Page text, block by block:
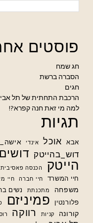
פוסטים
חג שמח
הסברה ברשת
חגים
הרכבת התחתית של תל
למה מי זאת חנה קפרא?!
תגיות
אבא אוכל אינדי
דוש_בהייטק דושים
הייטק הכנסה פאסיבית
חיי המשרד חיי חברה חיי
משפחה מתכנתת נשים
פלורנטין פמיניזם
קורונה קניות רווקה